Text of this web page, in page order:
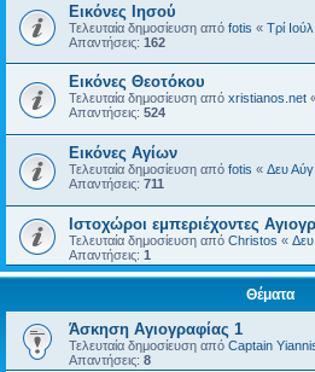
Εικόνες Ιησού
Τελευταία δημοσίευση από fotis « Τρί
Απαντήσεις: 162
Εικόνες Θεοτόκου
Τελευταία δημοσίευση από xristianos.net
Απαντήσεις: 524
Εικόνες Αγίων
Τελευταία δημοσίευση από fotis « Δευ
Απαντήσεις: 711
Ιστοχώροι εμπεριέχοντες
Τελευταία δημοσίευση από Christos «
Απαντήσεις: 1
Θέματα
Άσκηση Αγιογραφίας 1
Τελευταία δημοσίευση από Captain
Απαντήσεις: 8